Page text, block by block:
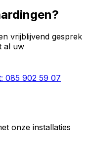
?
vrijblijvend gesprek
al uw
085 902 59 07
onze installaties